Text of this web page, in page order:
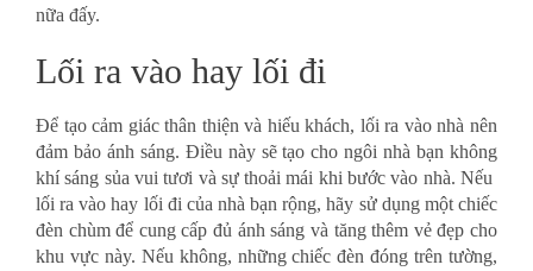
nữa đấy.
Lối ra vào hay lối đi
Để tạo cảm giác thân thiện và hiếu khách, lối ra vào nhà nên
đảm bảo ánh sáng. Điều này sẽ tạo cho ngôi nhà bạn không
khí sáng sủa vui tươi và sự thoải mái khi bước vào nhà. Nếu
lối ra vào hay lối đi của nhà bạn rộng, hãy sử dụng một chiếc
đèn chùm để cung cấp đủ ánh sáng và tăng thêm vẻ đẹp cho
khu vực này. Nếu không, những chiếc đèn đóng trên tường,